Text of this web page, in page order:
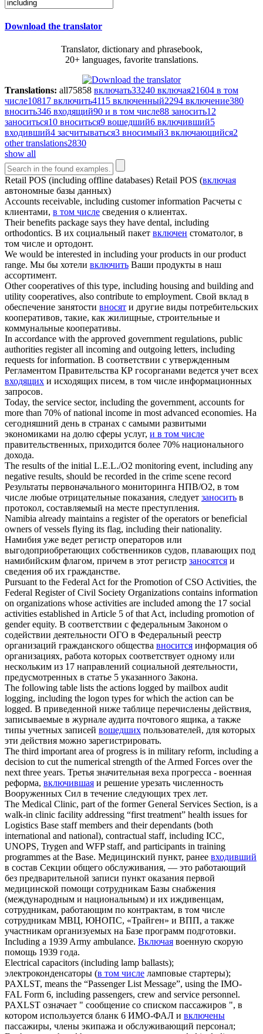
Download the translator
Translator, dictionary and phrasebook,
20+ languages, favorite translations.
Translations: all75858 включать33240 включая21604 в том
числе10817 включить4115 включенный2294 включение380
вносить346 входящий90 и в том числе88 заносить12
заноситься10 вноситься9 вошедший6 включивший5
входивший4 засчитываться3 вносимый3 включающийся2
other translations2830
show all
Retail POS (including offline databases) Retail POS (включая
автономные базы данных)
Accounts receivable, including customer information Расчеты с
клиентами, в том числе сведения о клиентах.
Their benefits package says they have dental, including
orthodontics. В их социальный пакет включен стоматолог, в
том числе и ортодонт.
We would be interested in including your products in our product
range. Мы бы хотели включить Ваши продукты в наш
ассортимент.
Other cooperatives of this type, including housing and building and
utility cooperatives, also contribute to employment. Свой вклад в
обеспечение занятости вносят и другие виды потребительских
кооперативов, такие, как жилищные, строительные и
коммунальные кооперативы.
In accordance with the approved government regulations, public
authorities register all incoming and outgoing letters, including
requests for information. В соответствии с утвержденным
Регламентом Правительства КР госорганами ведется учет всех
входящих и исходящих писем, в том числе информационных
запросов.
Today, the service sector, including the government, accounts for
more than 70% of national income in most advanced economies. На
сегодняшний день в странах с самыми развитыми
экономиками на долю сферы услуг, и в том числе
правительственных, приходится более 70% национального
дохода.
The results of the initial L.E.L./O2 monitoring event, including any
negative results, should be recorded in the crime scene record
Результаты первоначального мониторинга НПВ/О2, в том
числе любые отрицательные показания, следует заносить в
протокол, составляемый на месте преступления.
Namibia already maintains a register of the operators or beneficial
owners of vessels flying its flag, including their nationality.
Намибия уже ведет регистр операторов или
выгодоприобретающих собственников судов, плавающих под
намибийским флагом, причем в этот регистр заносятся и
сведения об их гражданстве.
Pursuant to the Federal Act for the Promotion of CSO Activities, the
Federal Register of Civil Society Organizations contains information
on organizations whose activities are included among the 17 social
activities established in Article 5 of that Act, including promotion of
gender equity. В соответствии с федеральным Законом о
содействии деятельности ОГО в Федеральный реестр
организаций гражданского общества вносится информация об
организациях, работа которых соответствует одному или
нескольким из 17 направлений социальной деятельности,
предусмотренных в статье 5 указанного Закона.
The following table lists the actions logged by mailbox audit
logging, including the logon types for which the action can be
logged. В приведенной ниже таблице перечислены действия,
записываемые в журнале аудита почтового ящика, а также
типы учетных записей вошедших пользователей, для которых
эти действия можно зарегистрировать.
The third important area of progress is in military reform, including a
decision to cut the numerical strength of the Armed Forces over the
next three years. Третья значительная веха прогресса - военная
реформа, включившая и решение урезать численность
Вооруженных Сил в течение следующих трех лет.
The Medical Clinic, part of the former General Services Section, is a
walk-in clinic facility addressing “first treatment” health issues for
Logistics Base staff members and their dependants (both
international and national), contractual staff, including ICC,
UNOPS, Trygen and WFP staff, and participants in training
programmes at the Base. Медицинский пункт, ранее входивший
в состав Секции общего обслуживания, — это работающий
без предварительной записи пункт оказания первой
медицинской помощи сотрудникам Базы снабжения
(международным и национальным) и их иждивенцам,
сотрудникам, работающим по контрактам, в том числе
сотрудникам МВЦ, ЮНОПС, «Трайген» и ВПП, а также
участникам организуемых на Базе программ подготовки.
Including a 1939 Army ambulance. Включая военную скорую
помощь 1939 года.
Electrical capacitors (including lamp ballasts);
электроконденсаторы (в том числе ламповые стартеры);
PAXLST, means the “Passenger List Message”, using the IMO-
FAL Form 6, including passengers, crew and service personnel.
PAXLST означает " сообщение со списком пассажиров ", в
котором используется бланк 6 ИМО-ФАЛ и включены
пассажиры, члены экипажа и обслуживающий персонал;